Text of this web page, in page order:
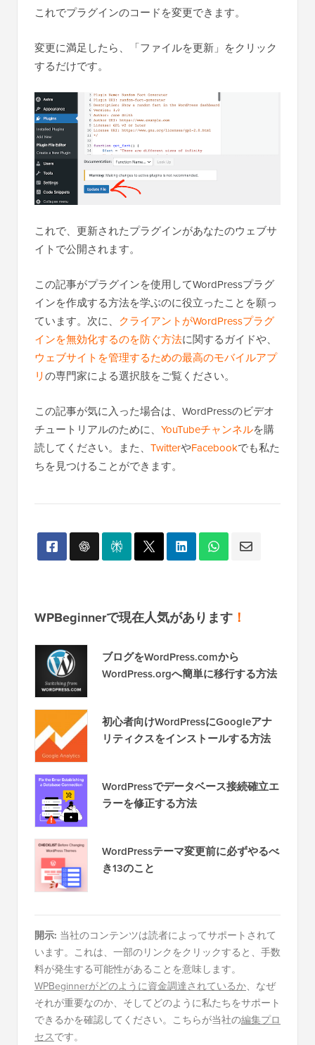
これでプラグインのコードを変更できます。
変更に満足したら、「ファイルを更新」をクリック
するだけです。
これで、更新されたプラグインがあなたのウェブサ
イトで公開されます。
この記事がプラグインを使用してWordPressプラグ
インを作成する方法を学ぶのに役立ったことを願っ
ています。次に、 クライアントがWordPressプラグ
インを無効化するのを防ぐ方法に関するガイドや、
ウェブサイトを管理するための最高のモバイルアプ
リの専門家による選択肢をご覧ください。
この記事が気に入った場合は、WordPressのビデオ
チュートリアルのために、 YouTubeチャンネルを購
読してください。また、 TwitterやFacebookでも私た
ちを見つけることができます。
WPBeginnerで現在人気があります ！
ブログをWordPress.comから
WordPress.orgへ簡単に移行する方法
初心者向けWordPressにGoogleアナ
リティクスをインストールする方法
WordPressでデータベース接続確立エ
ラーを修正する方法
WordPressテーマ変更前に必ずやるべ
き13のこと
開示: 当社のコンテンツは読者によってサポートされて
います。これは、一部のリンクをクリックすると、手数
料が発生する可能性があることを意味します。
WPBeginnerがどのように資金調達されているか、なぜ
それが重要なのか、そしてどのように私たちをサポート
できるかを確認してください。こちらが当社の編集プロ
セスです。